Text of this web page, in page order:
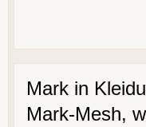
Mark in
Mark-Mesh,